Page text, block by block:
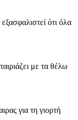
ότι όλα
με τα θέλω
για τη γιορτή